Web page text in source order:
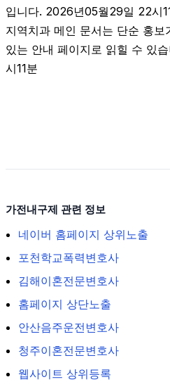
입니다. 2026년05월29일 22시
지역치과 메인 문서는 단순 홍
있는 안내 페이지로 읽힐 수 있
시11분
가전내구제 관련 정보
네이버 홈페이지 상위노출
포천학교폭력변호사
김해이혼전문변호사
홈페이지 상단노출
안산음주운전변호사
청주이혼전문변호사
웹사이트 상위등록